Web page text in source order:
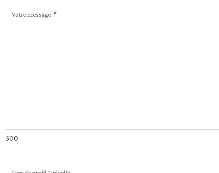
500
Votre message